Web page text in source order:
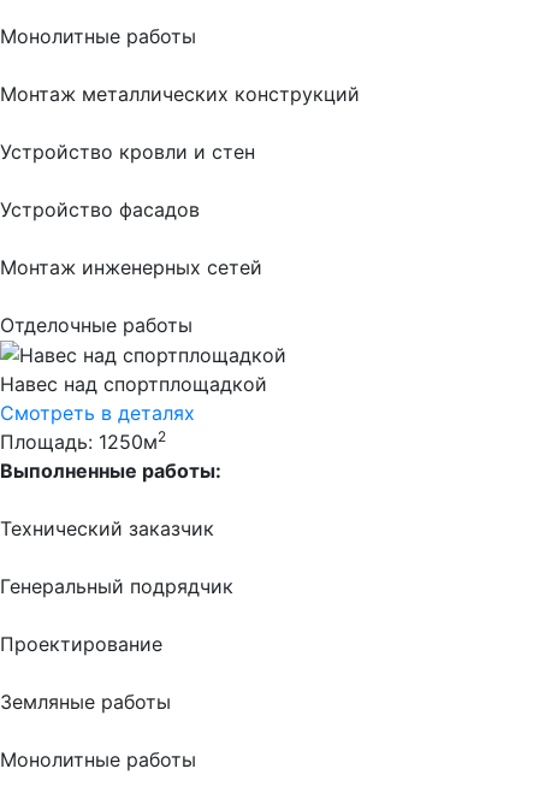
Монолитные работы
Монтаж металлических конструкций
Устройство кровли и стен
Устройство фасадов
Монтаж инженерных сетей
Отделочные работы
Навес над спортплощадкой
Смотреть в деталях
Площадь: 1250м2
Выполненные работы:
Технический заказчик
Генеральный подрядчик
Проектирование
Земляные работы
Монолитные работы